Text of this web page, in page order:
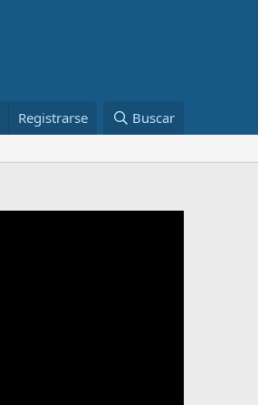
Registrarse Buscar